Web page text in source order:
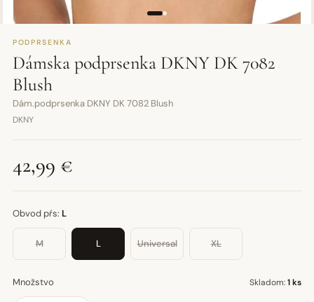
PODPRSENKA
Dámska podprsenka DKNY DK 7082
Blush
Dám.podprsenka DKNY DK 7082 Blush
DKNY
42,99 €
Obvod pŕs: L
M L Universal XL
Množstvo Skladom:1 ks